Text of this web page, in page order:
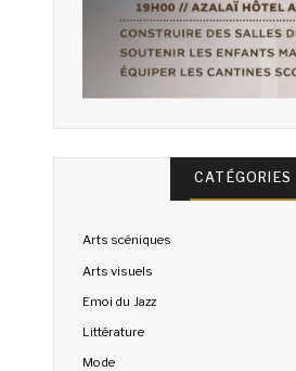
CATÉGORIES
Arts scéniques
Arts visuels
Emoi du Jazz
Littérature
Mode